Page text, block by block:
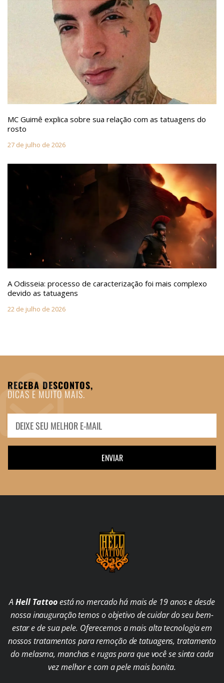
MC Guimê explica sobre sua relação com as tatuagens do
rosto
27 de julho de 2026
A Odisseia: processo de caracterização foi mais complexo
devido as tatuagens
22 de julho de 2026
RECEBA DESCONTOS,
DICAS E MUITO MAIS.
ENVIAR
AHell Tattooestá no mercado há mais de 19 anos e desde
nossa inauguração temos o objetivo de cuidar do seu bem-
estar e de sua pele. Oferecemos a mais alta tecnologia em
nossos tratamentos para remoção de tatuagens, tratamento
do melasma, manchas e rugas para que você se sinta cada
vez melhor e com a pele mais bonita.